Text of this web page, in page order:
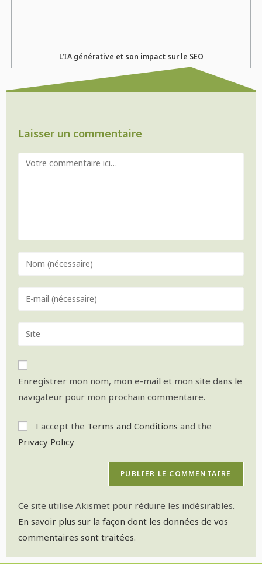
L’IA générative et son impact sur le SEO
Laisser un commentaire
Enregistrer mon nom, mon e-mail et mon site dans le
navigateur pour mon prochain commentaire.
I accept the Terms and Conditions and the
Privacy Policy
Ce site utilise Akismet pour réduire les indésirables.
En savoir plus sur la façon dont les données de vos
commentaires sont traitées.